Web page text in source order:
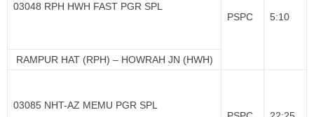
03048 RPH HWH FAST PGR SPL
PSPC
5:10
RAMPUR HAT (RPH) – HOWRAH JN (HWH)
03085 NHT-AZ MEMU PGR SPL